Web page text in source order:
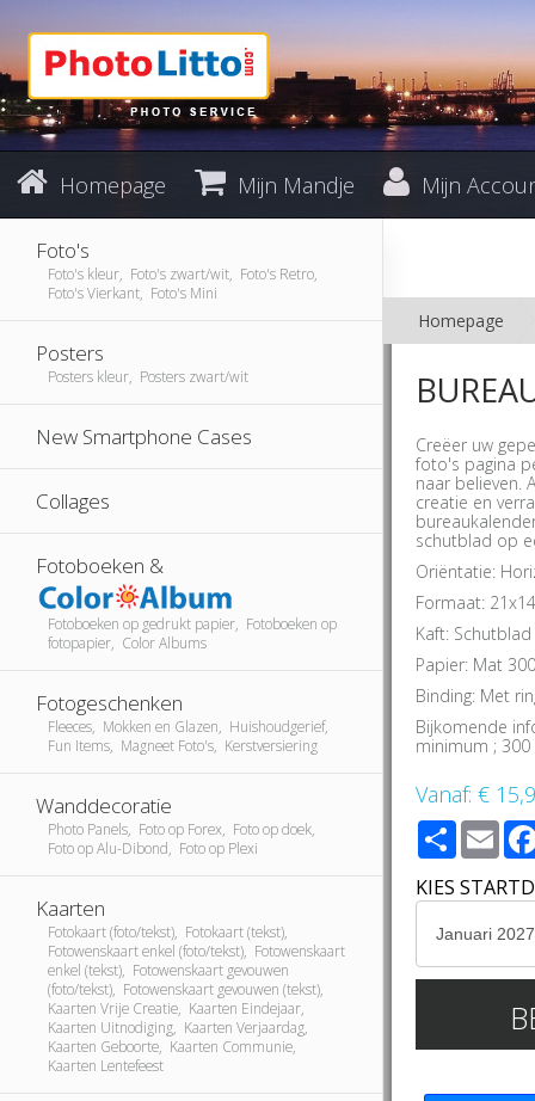
Homepage Mijn Mandje Mijn
Foto's
Foto's kleur, Foto's zwart/wit, Foto's Retro,
Foto's Vierkant, Foto's Mini
Posters
Posters kleur, Posters zwart/wit
New Smartphone Cases
Collages
Fotoboeken &
Fotoboeken op gedrukt papier, Fotoboeken op
fotopapier, Color Albums
Fotogeschenken
Fleeces, Mokken en Glazen, Huishoudgerief,
Fun Items, Magneet Foto's, Kerstversiering
Wanddecoratie
Photo Panels, Foto op Forex, Foto op doek,
Foto op Alu-Dibond, Foto op Plexi
Kaarten
Fotokaart (foto/tekst), Fotokaart (tekst),
Fotowenskaart enkel (foto/tekst), Fotowenskaart
enkel (tekst), Fotowenskaart gevouwen
(foto/tekst), Fotowenskaart gevouwen (tekst),
Kaarten Vrije Creatie, Kaarten Eindejaar,
Kaarten Uitnodiging, Kaarten Verjaardag,
Kaarten Geboorte, Kaarten Communie,
Kaarten Lentefeest
Homepage
Creëer uw
foto's pagina
naar believen.
creatie en
schutblad op
Oriëntatie:
Formaat:
Kaft:
Papier: Mat
Binding: Met
Bijkomende
minimum ;
Vanaf:€
Share
KIES